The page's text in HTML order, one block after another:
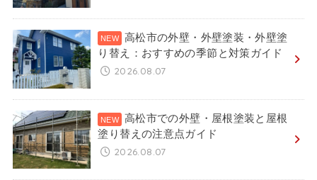
高松市の外壁・外壁塗装・外壁塗
り替え：おすすめの季節と対策ガイド
2026.08.07
高松市での外壁・屋根塗装と屋根
塗り替えの注意点ガイド
2026.08.07